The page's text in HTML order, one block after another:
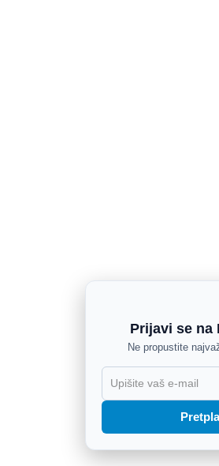
Prijavi se na
Ne propustite